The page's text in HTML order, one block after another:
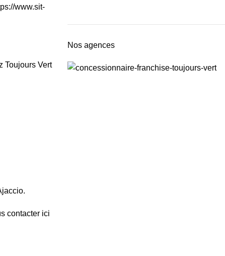
www.sit-
Toujours Vert
contacter ici
Nos agences